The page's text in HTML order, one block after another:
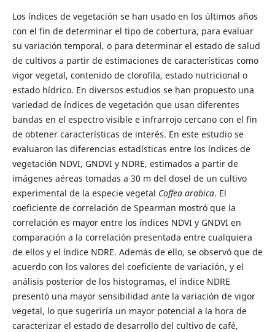
Los índices de vegetación se han usado en los últimos años
con el fin de determinar el tipo de cobertura, para evaluar
su variación temporal, o para determinar el estado de salud
de cultivos a partir de estimaciones de características como
vigor vegetal, contenido de clorofila, estado nutricional o
estado hídrico. En diversos estudios se han propuesto una
variedad de índices de vegetación que usan diferentes
bandas en el espectro visible e infrarrojo cercano con el fin
de obtener características de interés. En este estudio se
evaluaron las diferencias estadísticas entre los índices de
vegetación NDVI, GNDVI y NDRE, estimados a partir de
imágenes aéreas tomadas a 30 m del dosel de un cultivo
experimental de la especie vegetal Coffea arabica. El
coeficiente de correlación de Spearman mostró que la
correlación es mayor entre los índices NDVI y GNDVI en
comparación a la correlación presentada entre cualquiera
de ellos y el índice NDRE. Además de ello, se observó que de
acuerdo con los valores del coeficiente de variación, y el
análisis posterior de los histogramas, el índice NDRE
presentó una mayor sensibilidad ante la variación de vigor
vegetal, lo que sugeriría un mayor potencial a la hora de
caracterizar el estado de desarrollo del cultivo de café,